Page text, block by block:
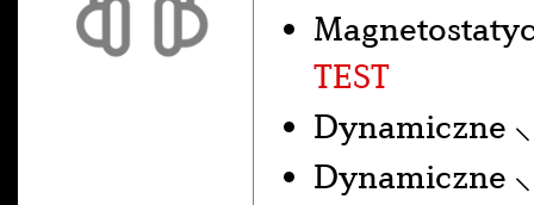
TEST
Dynamiczne
Dynamiczne